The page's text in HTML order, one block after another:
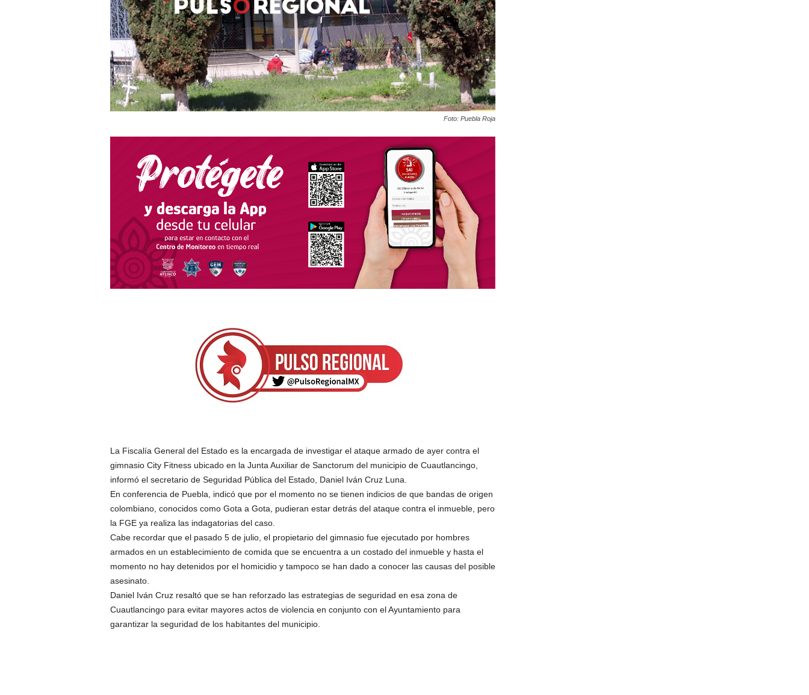
Foto: Puebla Roja
La Fiscalía General del Estado es la encargada de investigar el ataque armado de ayer contra el
gimnasio City Fitness ubicado en la Junta Auxiliar de Sanctorum del municipio de Cuautlancingo,
informó el secretario de Seguridad Pública del Estado, Daniel Iván Cruz Luna.
En conferencia de Puebla, indicó que por el momento no se tienen indicios de que bandas de origen
colombiano, conocidos como Gota a Gota, pudieran estar detrás del ataque contra el inmueble, pero
la FGE ya realiza las indagatorias del caso.
Cabe recordar que el pasado 5 de julio, el propietario del gimnasio fue ejecutado por hombres
armados en un establecimiento de comida que se encuentra a un costado del inmueble y hasta el
momento no hay detenidos por el homicidio y tampoco se han dado a conocer las causas del posible
asesinato.
Daniel Iván Cruz resaltó que se han reforzado las estrategias de seguridad en esa zona de
Cuautlancingo para evitar mayores actos de violencia en conjunto con el Ayuntamiento para
garantizar la seguridad de los habitantes del municipio.